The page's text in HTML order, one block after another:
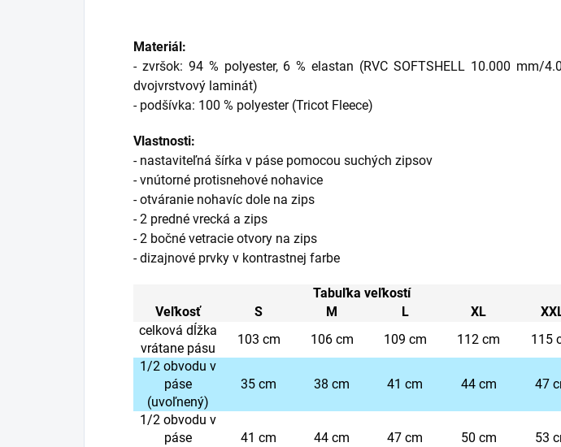
Materiál:
- zvršok: 94 % polyester, 6 % elastan (RVC SOFTSHELL 10.000 mm/
dvojvrstvový laminát)
- podšívka: 100 % polyester (Tricot Fleece)
Vlastnosti:
- nastaviteľná šírka v páse pomocou suchých zipsov
- vnútorné protisnehové nohavice
- otváranie nohavíc dole na zips
- 2 predné vrecká a zips
- 2 bočné vetracie otvory na zips
- dizajnové prvky v kontrastnej farbe
Tabuľka veľkostí
Veľkosť
S M L XL
celková dĺžka
vrátane pásu
103 cm 106 cm 109 cm 112 cm
115
1/2 obvodu v
páse
(uvoľnený)
35 cm 38 cm 41 cm 44 cm 47
1/2 obvodu v
páse
41 cm 44 cm 47 cm 50 cm 53